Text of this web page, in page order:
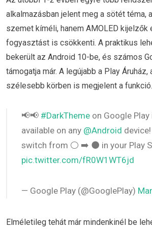
alkalmazásban jelent meg a sötét téma,
szemet kíméli, hanem AMOLED kijelzők
fogyasztást is csökkenti. A praktikus
bekerült az Android 10-be, és számos
támogatja már. A legújabb a Play Áruház,
szélesebb körben is megjelent a funkció.
📢📢 #DarkTheme on Google
available on any @Android
switch from ⚪ ➡️ ⚫ in your Play
pic.twitter.com/fR0W1WT6jd
— Google Play (@GooglePlay)
Elméletileg tehát már mindenkinél be